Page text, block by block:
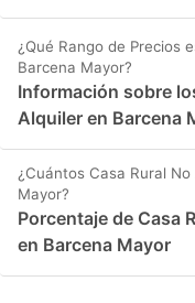
¿Qué Rango de Precios
Barcena Mayor?
Información sobre
Alquiler en Barcena
¿Cuántos Casa Rural
Mayor?
Porcentaje de Casa
en Barcena Mayor